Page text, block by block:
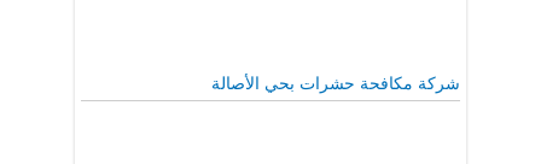
شركة مكافحة حشرات بحي الأصالة